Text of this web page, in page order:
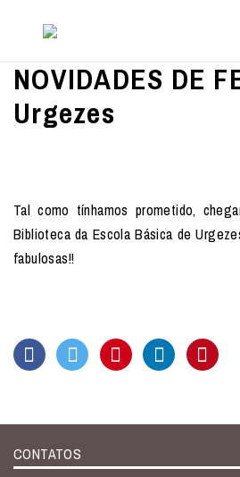
NOVIDADES DE
Urgezes
Tal como tínhamos prometido,
Biblioteca da Escola Básica de
fabulosas!!
CONTATOS